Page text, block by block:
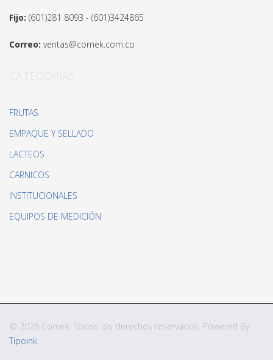
Fijo: (601)281 8093 - (601)3424865
Correo: ventas@comek.com.co
FRUTAS
EMPAQUE Y SELLADO
LACTEOS
CARNICOS
INSTITUCIONALES
EQUIPOS DE MEDICIÓN
© 2026 Comek. Todos los derechos reservados. Powered By
Tipoink